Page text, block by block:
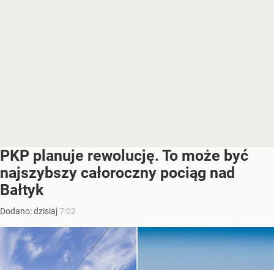
PKP planuje rewolucję. To może być
najszybszy całoroczny pociąg nad
Bałtyk
Dodano:dzisiaj7:02